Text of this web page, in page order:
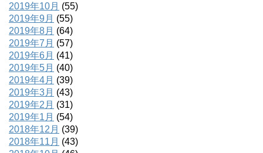
2019年10月 (55)
2019年9月 (55)
2019年8月 (64)
2019年7月 (57)
2019年6月 (41)
2019年5月 (40)
2019年4月 (39)
2019年3月 (43)
2019年2月 (31)
2019年1月 (54)
2018年12月 (39)
2018年11月 (43)